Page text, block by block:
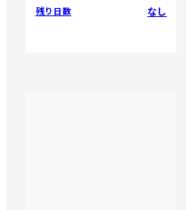
残り日数 なし